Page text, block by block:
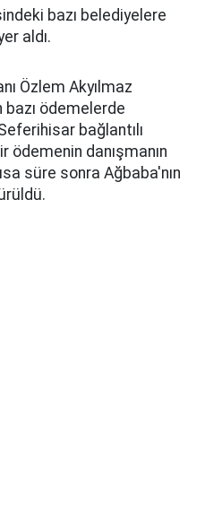
bazı belediyelere
aldı.
Özlem Akyılmaz
bazı ödemelerde
bağlantılı
ödemenin danışmanın
süre sonra Ağbaba'nın